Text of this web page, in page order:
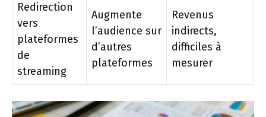
Redirection
vers
plateformes
de
streaming
Augmente
l’audience sur
d’autres
plateformes
Revenus
indirects,
difficiles à
mesurer